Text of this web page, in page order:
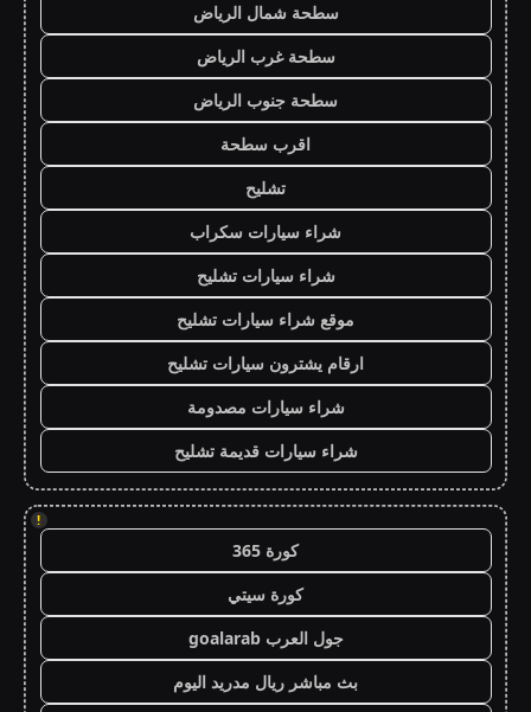
سطحة شمال الرياض
سطحة غرب الرياض
سطحة جنوب الرياض
اقرب سطحة
تشليح
شراء سيارات سكراب
شراء سيارات تشليح
موقع شراء سيارات تشليح
ارقام يشترون سيارات تشليح
شراء سيارات مصدومة
شراء سيارات قديمة تشليح
!
كورة 365
كورة سيتي
جول العرب goalarab
بث مباشر ريال مدريد اليوم